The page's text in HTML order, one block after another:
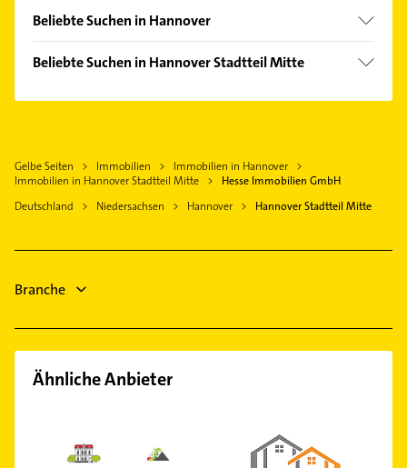
Badenstedt
Bothfeld
Bult
Davenstedt
Groß Buchholz
Herrenhausen
Kirchrode
Kleefeld
Lahe
Ledeburg
Hemmingen Hannover
Ronnenberg
Garbsen
Gehrden Hannover
Burgwedel
Beliebte Suchen in Hannover
Ärztehaus
Allgemeinarzt
Bestatter
Lackiererei
Fensterbauer
Fenster
Beliebte Suchen in Hannover Stadtteil Mitte
Arzt
Elektroinstallation
Elektro Reparatur
Bestatter
Gelbe Seiten Immobilien
Immobilien in Hannover
Immobilien in Hannover Stadtteil Mitte
Hesse Immobilien GmbH
Deutschland
Niedersachsen Hannover Hannover Stadtteil Mitte
Branche
Ähnliche Anbieter